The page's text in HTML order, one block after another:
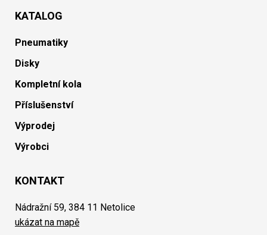
KATALOG
Pneumatiky
Disky
Kompletní kola
Příslušenství
Výprodej
Výrobci
KONTAKT
Nádražní 59, 384 11 Netolice
ukázat na mapě